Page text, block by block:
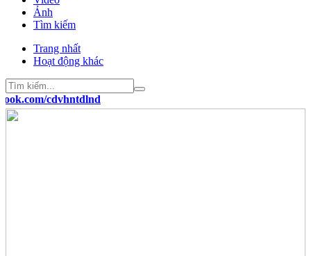
Ảnh
Tìm kiếm
Trang nhất
Hoạt động khác
cdvhntdlnd